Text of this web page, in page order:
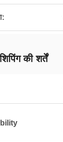
की शर्तें